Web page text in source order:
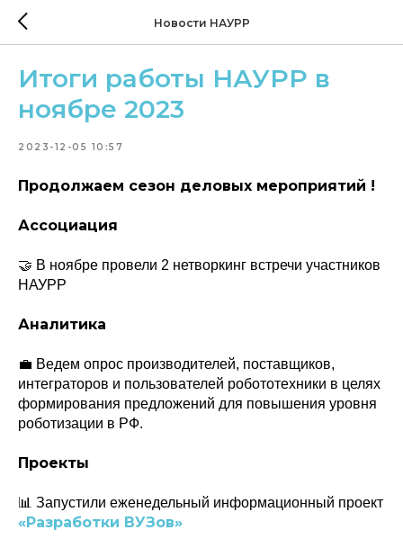
Новости НАУРР
Итоги работы НАУРР в
ноябре 2023
2023-12-05 10:57
Продолжаем сезон деловых мероприятий !
Ассоциация
🤝 В ноябре провели 2 нетворкинг встречи участников
НАУРР
Аналитика
💼 Ведем опрос производителей, поставщиков,
интеграторов и пользователей робототехники в целях
формирования предложений для повышения уровня
роботизации в РФ.
Проекты
📊 Запустили еженедельный информационный проект
«Разработки ВУЗов»